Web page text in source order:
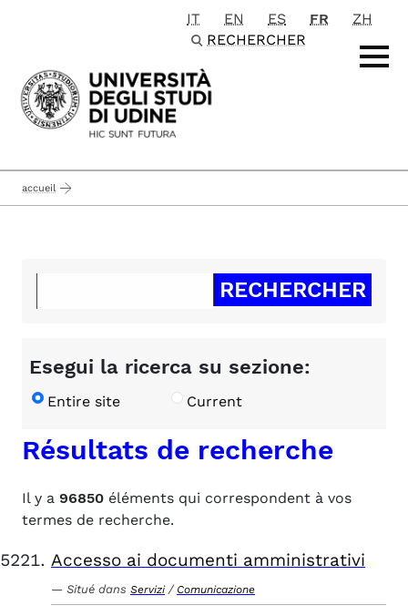
Passa al contenuto principale
IT EN ES FR
ZH
RECHERCHER
accueil
Esegui la ricerca su sezione:
Entire site Current
Résultats de recherche
Il y a 96850 éléments qui correspondent à vos
termes de recherche.
Accesso ai documenti amministrativi
Situé dans Servizi / Comunicazione